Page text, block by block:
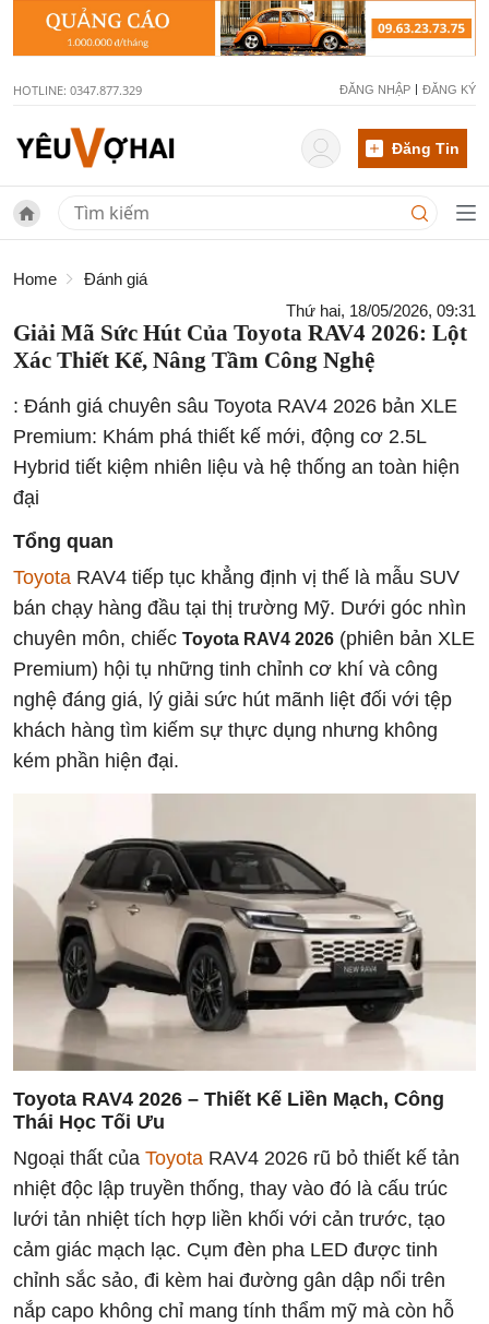
HOTLINE: 0347.877.329 ĐĂNG NHẬP ĐĂNG KÝ
Đăng Tin
Home
Đánh giá
Thứ hai, 18/05/2026, 09:31
Giải Mã Sức Hút Của Toyota RAV4 2026: Lột
Xác Thiết Kế, Nâng Tầm Công Nghệ
: Đánh giá chuyên sâu Toyota RAV4 2026 bản XLE
Premium: Khám phá thiết kế mới, động cơ 2.5L
Hybrid tiết kiệm nhiên liệu và hệ thống an toàn hiện
đại
Tổng quan
Toyota RAV4 tiếp tục khẳng định vị thế là mẫu SUV
bán chạy hàng đầu tại thị trường Mỹ. Dưới góc nhìn
chuyên môn, chiếc Toyota RAV4 2026 (phiên bản XLE
Premium) hội tụ những tinh chỉnh cơ khí và công
nghệ đáng giá, lý giải sức hút mãnh liệt đối với tệp
khách hàng tìm kiếm sự thực dụng nhưng không
kém phần hiện đại.
Toyota RAV4 2026 – Thiết Kế Liền Mạch, Công
Thái Học Tối Ưu
Ngoại thất của Toyota RAV4 2026 rũ bỏ thiết kế tản
nhiệt độc lập truyền thống, thay vào đó là cấu trúc
lưới tản nhiệt tích hợp liền khối với cản trước, tạo
cảm giác mạch lạc. Cụm đèn pha LED được tinh
chỉnh sắc sảo, đi kèm hai đường gân dập nổi trên
nắp capo không chỉ mang tính thẩm mỹ mà còn hỗ